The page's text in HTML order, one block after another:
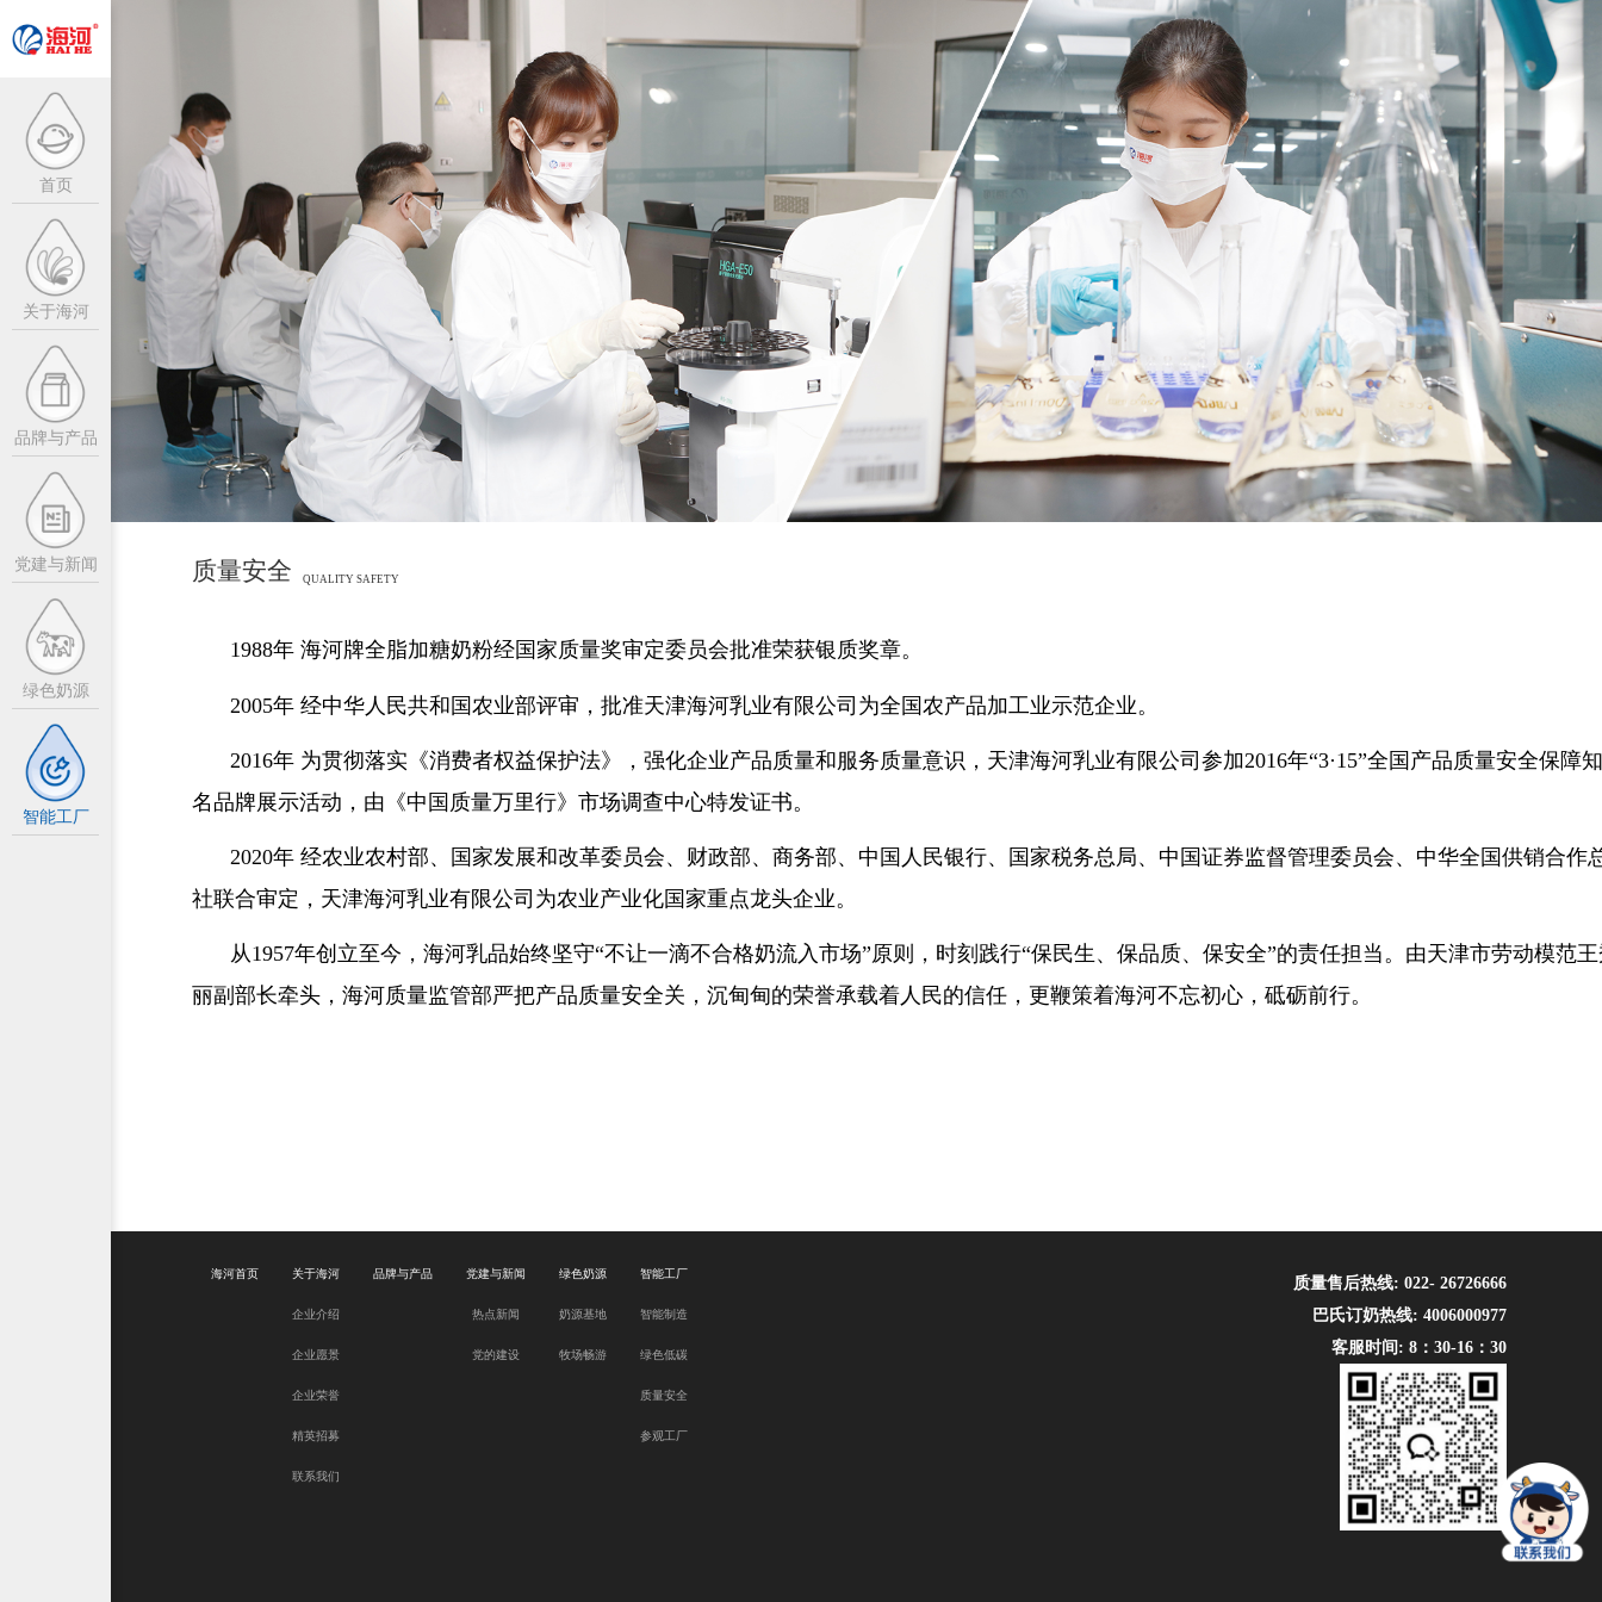
首页
关于海河
企业介绍
企业愿景
企业荣誉
精英招募
信息公开
品牌与产品
党建与新闻
热点新闻
绿色奶源
智能工厂
质量安全 QUALITY SAFETY
1988年 海河牌全脂加糖奶粉经国家质量奖审定委员会批准荣获银质奖章。
2005年 经中华人民共和国农业部评审，批准天津海河乳业有限公司为全国农产品加工业示范企业。
2016年 为贯彻落实《消费者权益保护法》，强化企业产品质量和服务质量意识，天津海河乳业有限公司参加2016年“3·15”全国产品质量安全保障知
名品牌展示活动，由《中国质量万里行》市场调查中心特发证书。
2020年 经农业农村部、国家发展和改革委员会、财政部、商务部、中国人民银行、国家税务总局、中国证券监督管理委员会、中华全国供销合作
社联合审定，天津海河乳业有限公司为农业产业化国家重点龙头企业。
从1957年创立至今，海河乳品始终坚守“不让一滴不合格奶流入市场”原则，时刻践行“保民生、保品质、保安全”的责任担当。由天津市劳动模范
丽副部长牵头，海河质量监管部严把产品质量安全关，沉甸甸的荣誉承载着人民的信任，更鞭策着海河不忘初心，砥砺前行。
海河首页 关于海河
企业介绍
企业愿景
企业荣誉
精英招募
联系我们
品牌与产品 党建与新闻
热点新闻
党的建设
绿色奶源
奶源基地
牧场畅游
智能工厂
智能制造
绿色低碳
质量安全
参观工厂
质量售后热线: 022- 26726666
巴氏订奶热线: 4006000977
客服时间: 8：30-16：30